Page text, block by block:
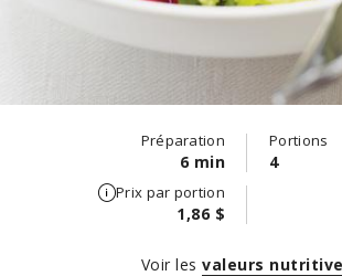
Préparation
6 min
Portions
4
Prix par portion
1,86 $
Voir les valeurs